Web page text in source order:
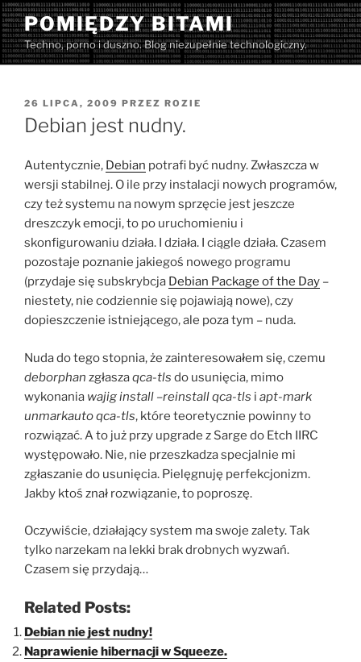
Przejdź
do
treści
POMIĘDZY BITAMI
Techno, porno i duszno. Blog niezupełnie technologiczny.
OPUBLIKOWANE
W
26 LIPCA, 2009 PRZEZ ROZIE
Debian jest nudny.
Autentycznie, Debian potrafi być nudny. Zwłaszcza w
wersji stabilnej. O ile przy instalacji nowych programów,
czy też systemu na nowym sprzęcie jest jeszcze
dreszczyk emocji, to po uruchomieniu i
skonfigurowaniu działa. I działa. I ciągle działa. Czasem
pozostaje poznanie jakiegoś nowego programu
(przydaje się subskrybcja Debian Package of the Day –
niestety, nie codziennie się pojawiają nowe), czy
dopieszczenie istniejącego, ale poza tym – nuda.
Nuda do tego stopnia, że zainteresowałem się, czemu
deborphan zgłaszaqca-tls do usunięcia, mimo
wykonania wajig install –reinstall qca-tls i apt-mark
unmarkauto qca-tls, które teoretycznie powinny to
rozwiązać. A to już przy upgrade z Sarge do Etch IIRC
występowało. Nie, nie przeszkadza specjalnie mi
zgłaszanie do usunięcia. Pielęgnuję perfekcjonizm.
Jakby ktoś znał rozwiązanie, to poproszę.
Oczywiście, działający system ma swoje zalety. Tak
tylko narzekam na lekki brak drobnych wyzwań.
Czasem się przydają…
Related Posts:
Debian nie jest nudny!
Naprawienie hibernacji w Squeeze.